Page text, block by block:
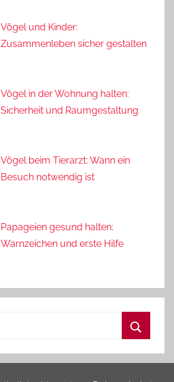
Vögel und Kinder:
Zusammenleben sicher gestalten
Vögel in der Wohnung halten:
Sicherheit und Raumgestaltung
Vögel beim Tierarzt: Wann ein
Besuch notwendig ist
Papageien gesund halten:
Warnzeichen und erste Hilfe